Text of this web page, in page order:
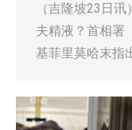
（吉隆坡23日
夫精液？首相署
基菲里莫哈末指